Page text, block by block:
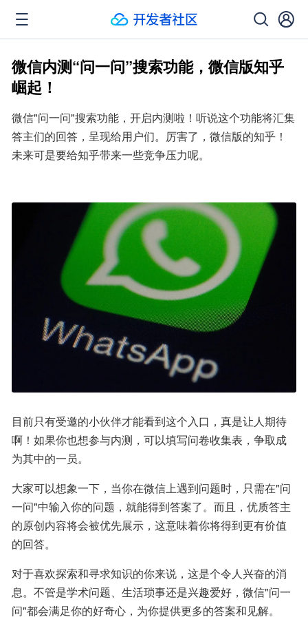
微信内测“问一问”搜索功能，微信版知乎
崛起！
微信"问一问"搜索功能，开启内测啦！听说这个功能将汇集
答主们的回答，呈现给用户们。厉害了，微信版的知乎！
未来可是要给知乎带来一些竞争压力呢。
目前只有受邀的小伙伴才能看到这个入口，真是让人期待
啊！如果你也想参与内测，可以填写问卷收集表，争取成
为其中的一员。
大家可以想象一下，当你在微信上遇到问题时，只需在"问
一问"中输入你的问题，就能得到答案了。而且，优质答主
的原创内容将会被优先展示，这意味着你将得到更有价值
的回答。
对于喜欢探索和寻求知识的你来说，这是个令人兴奋的消
息。不管是学术问题、生活琐事还是兴趣爱好，微信"问一
问"都会满足你的好奇心，为你提供更多的答案和见解。